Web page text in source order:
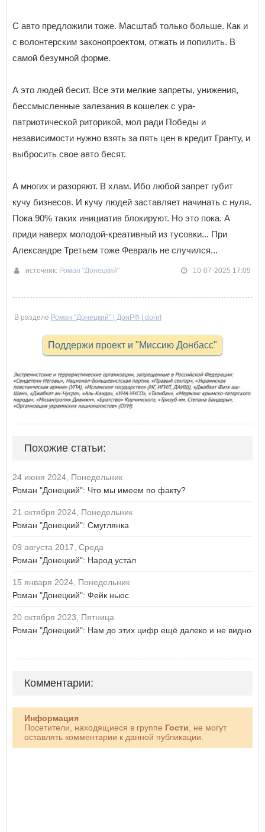
С авто предложили тоже. Масштаб только больше. Как и
с волонтерским законопроектом, отжать и попилить. В
самой безумной форме.
А это людей бесит. Все эти мелкие запреты, унижения,
бессмысленные залезания в кошелек с ура-
патриотической риторикой, мол ради Победы и
независимости нужно взять за пять цен в кредит Гранту, и
выбросить свое авто бесят.
А многих и разоряют. В хлам. Ибо любой запрет губит
кучу бизнесов. И кучу людей заставляет начинать с нуля.
Пока 90% таких инициатив блокируют. Но это пока. А
приди наверх молодой-креативный из тусовки... При
Александре Третьем тоже Февраль не случился...
источник: Роман "Донецкий" 10-07-2025 17:09
В разделе Роман "Донецкий" | ДонРФ | donrf
Поддержи проект и "Миссию Донбасс"
Похожие статьи:
24 июня 2024, Понедельник
Роман "Донецкий": Что мы имеем по факту?
21 октября 2024, Понедельник
Роман "Донецкий": Смуглянка
09 августа 2017, Среда
Роман "Донецкий": Народ устал
15 января 2024, Понедельник
Роман "Донецкий": Фейк ньюс
20 октября 2023, Пятница
Роман "Донецкий": Нам до этих цифр ещё далеко и не видно
Комментарии:
Информация
Посетители, находящиеся в группе Гости , не могут
оставлять комментарии к данной публикации.